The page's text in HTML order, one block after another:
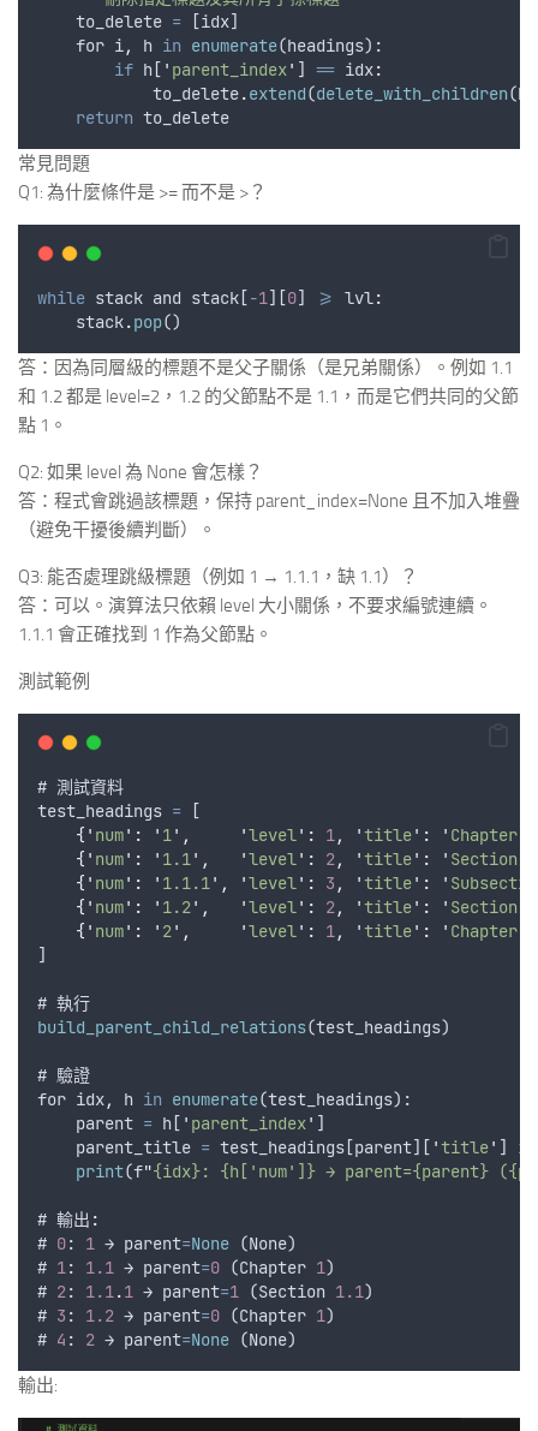
to_delete = [idx]
for i, h in enumerate(headings):
if h [ ' parent_index' ] == idx:
to_delete.extend(delete_with_children(
return to_delete
常見問題
Q1: 為什麼條件是 >= 而不是 >？
while stack and stack [-1][0] >= lvl:
stack.pop()
答：因為同層級的標題不是父子關係（是兄弟關係）。例如 1.1
和 1.2 都是 level=2，1.2 的父節點不是 1.1，而是它們共同的父節
點 1。
Q2: 如果 level 為 None 會怎樣？
答：程式會跳過該標題，保持 parent_index=None 且不加入堆疊
（避免干擾後續判斷）。
Q3: 能否處理跳級標題（例如 1 → 1.1.1，缺 1.1）？
答：可以。演算法只依賴 level 大小關係，不要求編號連續。
1.1.1 會正確找到 1 作為父節點。
測試範例
# 測試資料
test_headings = [
{ ' num' : ' 1' , 'level' : 1, 'title' : ' Chapter 1
{ ' num' : ' 1.1' , 'level' : 2, 'title' : ' Section
{ ' num' : ' 1.1.1' , 'level' : 3 , 'title' : '
{ ' num' : ' 1.2' , 'level' : 2, 'title' : ' Section
{ ' num' : ' 2' , 'level' : 1, 'title' : ' Chapter 2
]
# 執行
build_parent_child_relations(test_headings)
# 驗證
for idx, h in enumerate(test_headings):
parent = h [ ' parent_index' ]
parent_title = test_headings [parent][ 'title' ] if
print(f"{idx}: {h['num']} → parent={parent}
# 輸出 :
# 0: 1 → parent=None (None)
# 1: 1.1 → parent=0 (Chapter 1)
# 2: 1.1.1 → parent=1 (Section 1.1)
# 3 : 1.2 → parent=0 (Chapter 1)
# 4 : 2 → parent=None (None)
輸出: